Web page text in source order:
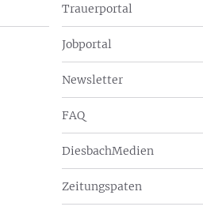
Trauerportal
Jobportal
Newsletter
FAQ
DiesbachMedien
Zeitungspaten